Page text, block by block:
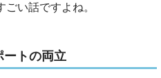
い話ですよね。
ートの両立